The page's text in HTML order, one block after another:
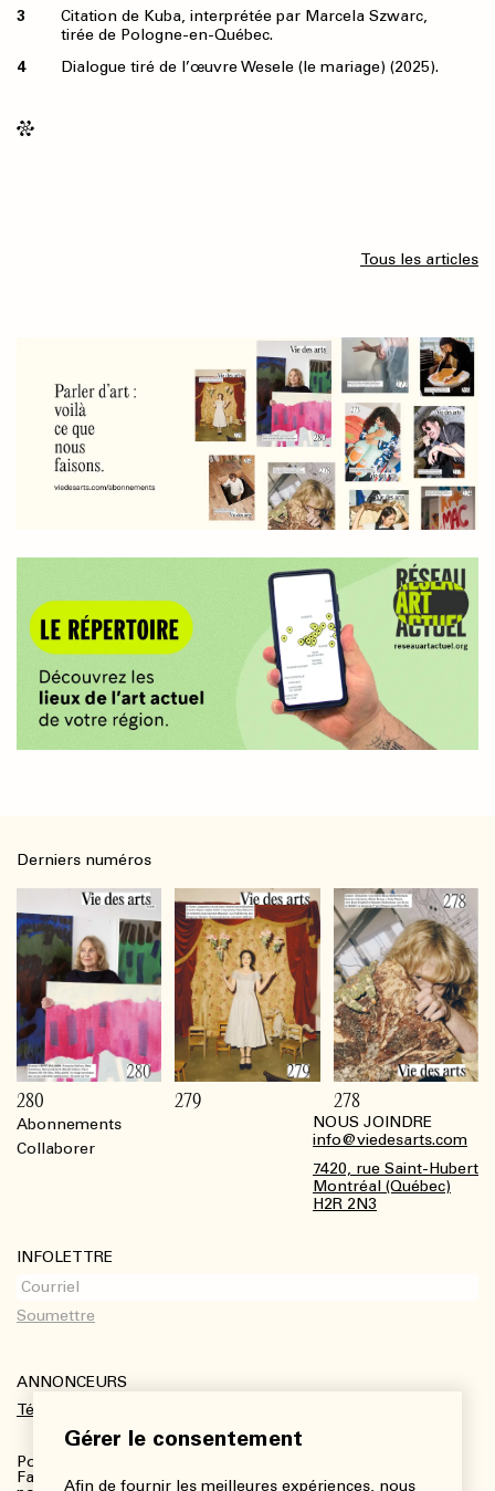
Gérer le consentement
Afin de fournir les meilleures expériences, nous
Citation de Kuba, interprétée par Marcela Szwarc,
tirée de Pologne-en-Québec.
Dialogue tiré de l’œuvre Wesele (le mariage) (2025).
Tous les articles
Abonnements
Collaborer
NOUS JOINDRE
info@viedesarts.com
7420, rue Saint-Hubert
Montréal (Québec)
H2R 2N3
INFOLETTRE
ANNONCEURS
Télécharger le kit média
Pour plus de renseignements :
Fanny Charbonneau, Responsable des communications,
Derniers numéros
280 279 278